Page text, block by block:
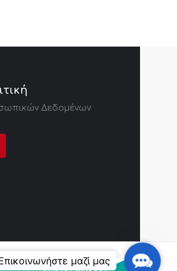
Δεδομένων
Contact
μαζί μας